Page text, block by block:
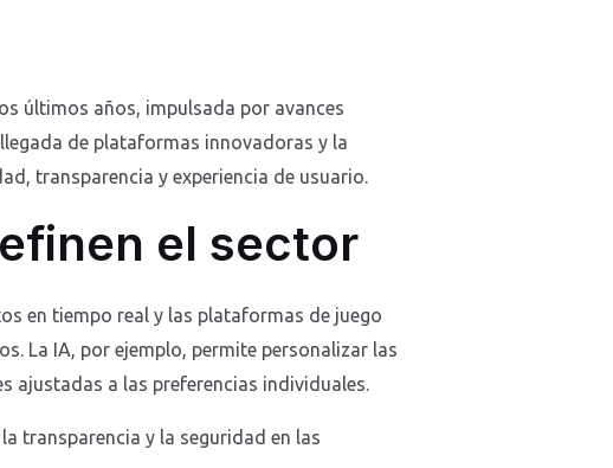
últimos años, impulsada por avances
de plataformas innovadoras y la
transparencia y experiencia de usuario.
el sector
en tiempo real y las plataformas de juego
La IA, por ejemplo, permite personalizar las
ajustadas a las preferencias individuales.
transparencia y la seguridad en las